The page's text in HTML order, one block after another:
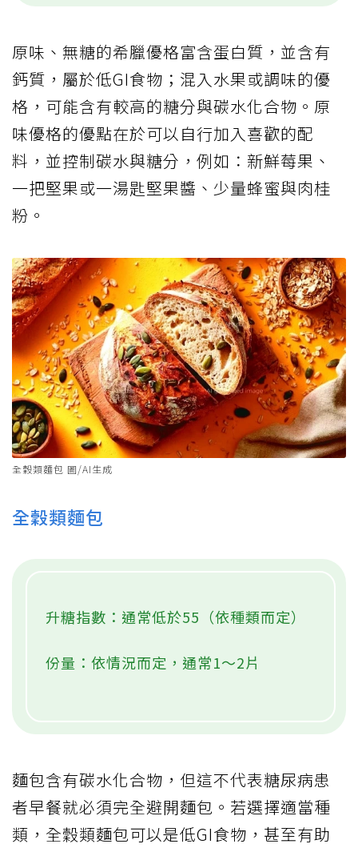
原味、無糖的希臘優格富含蛋白質，並含有
鈣質，屬於低GI食物；混入水果或調味的優
格，可能含有較高的糖分與碳水化合物。原
味優格的優點在於可以自行加入喜歡的配
料，並控制碳水與糖分，例如：新鮮莓果、
一把堅果或一湯匙堅果醬、少量蜂蜜與肉桂
粉。
全穀類麵包 圖/AI生成
全穀類麵包
升糖指數：通常低於55（依種類而定）
份量：依情況而定，通常1～2片
麵包含有碳水化合物，但這不代表糖尿病患
者早餐就必須完全避開麵包。若選擇適當種
類，全穀類麵包可以是低GI食物，甚至有助